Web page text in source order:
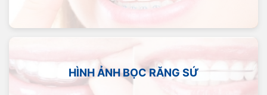
HÌNH ẢNH BỌC RĂNG SỨ